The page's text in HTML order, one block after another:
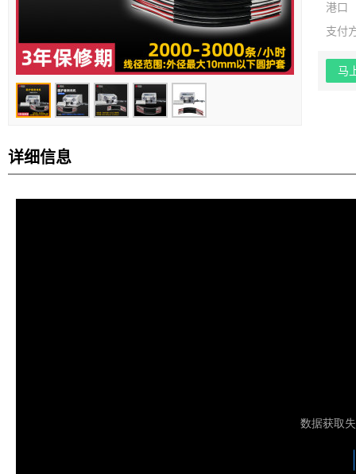
港口
支付
马
详细信息